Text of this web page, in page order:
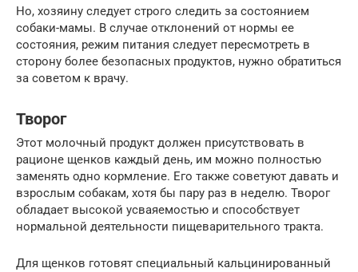
Но, хозяину следует строго следить за состоянием
собаки-мамы. В случае отклонений от нормы ее
состояния, режим питания следует пересмотреть в
сторону более безопасных продуктов, нужно обратиться
за советом к врачу.
Творог
Этот молочный продукт должен присутствовать в
рационе щенков каждый день, им можно полностью
заменять одно кормление. Его также советуют давать и
взрослым собакам, хотя бы пару раз в неделю. Творог
обладает высокой усваяемостью и способствует
нормальной деятельности пищеварительного тракта.
Для щенков готовят специальный кальцинированный